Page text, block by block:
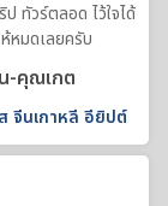
ทัวร์ตลอด ไว้ใจได้
หมดเลยครับ
-คุณเกต
จีนเกาหลี อียิปต์